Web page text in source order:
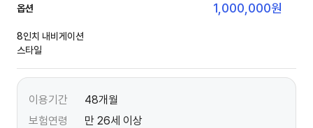
옵션 1,000,000원
8인치 내비게이션
스타일
이용기간
48개월
보험연령
만 26세 이상